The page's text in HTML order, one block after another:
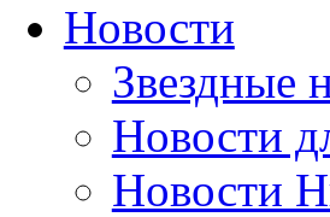
Новости
Звездные
Новости
Новости